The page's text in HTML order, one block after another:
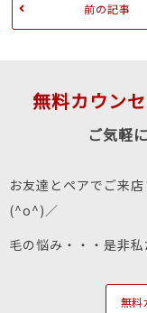
前の記事
無料カウン
ご気軽
お友達とペアでご来
(^o^)／
毛の悩み・・・是非
無料